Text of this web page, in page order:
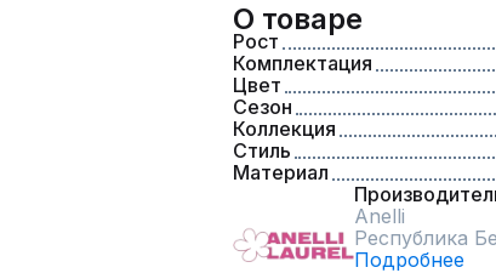
О товаре
Рост
Комплектация
Цвет
Сезон
Коллекция
Стиль
Материал
Anelli
Республика
Подробнее